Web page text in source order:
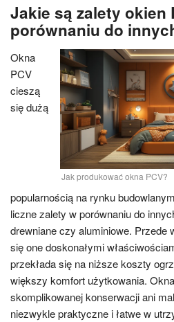
Jakie są zalety okien
porównaniu do
Jak produkować okna PCV?
Okna
PCV
cieszą
się dużą
popularnością na rynku
liczne zalety w porównaniu do
drewniane czy aluminiowe.
się one doskonałymi
przekłada się na niższe koszty
większy komfort użytkowania.
skomplikowanej konserwacji ani
niezwykle praktyczne i łatwe w